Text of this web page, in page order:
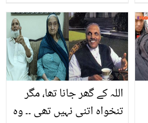
اللہ کے گھر جانا تھا، مگر
تنخواہ اتنی نہیں تھی ۔۔ وہ